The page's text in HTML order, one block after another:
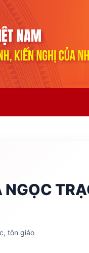
tôn giáo